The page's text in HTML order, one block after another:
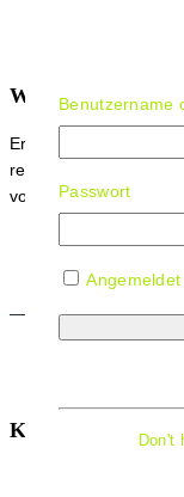
Werde Teil der
Erhalte 5 % Rabatt
rechtzeitig
von zeitlich
Kontakt
Benutzername
Passwort
Angemeldet
Don't